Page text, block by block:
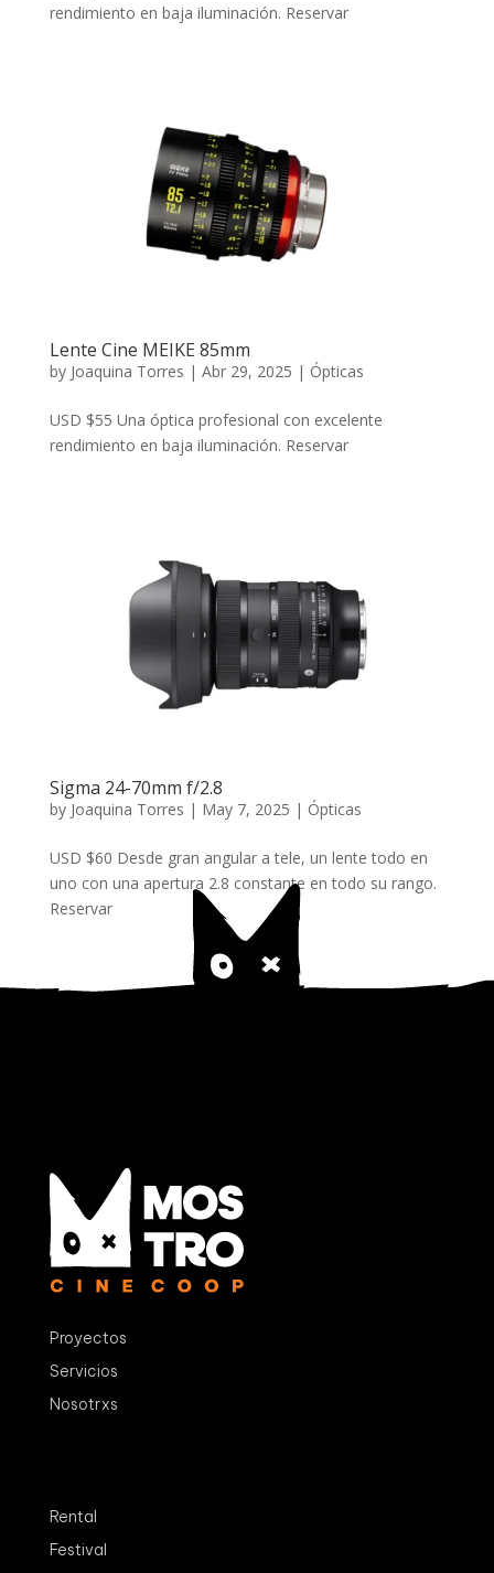
rendimiento en baja iluminación. Reservar
Lente Cine MEIKE 85mm
by Joaquina Torres | Abr 29, 2025 | Ópticas
USD $55 Una óptica profesional con excelente
rendimiento en baja iluminación. Reservar
Sigma 24-70mm f/2.8
by Joaquina Torres | May 7, 2025 | Ópticas
USD $60 Desde gran angular a tele, un lente todo en
uno con una apertura 2.8 constante en todo su rango.
Reservar
Proyectos
Servicios
Nosotrxs
Rental
Festival